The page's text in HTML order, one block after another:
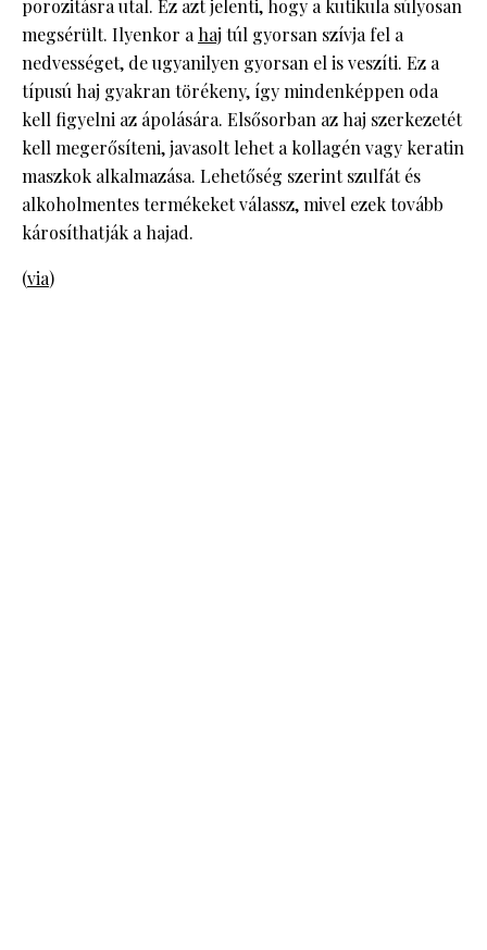
porozitásra utal. Ez azt jelenti, hogy a kutikula súlyosan
megsérült. Ilyenkor ahaj túl gyorsan szívja fel a
nedvességet, de ugyanilyen gyorsan el is veszíti. Ez a
típusú haj gyakran törékeny, így mindenképpen oda
kell figyelni az ápolására. Elsősorban az haj szerkezetét
kell megerősíteni, javasolt lehet a kollagén vagy keratin
maszkok alkalmazása. Lehetőség szerint szulfát és
alkoholmentes termékeket válassz, mivel ezek tovább
károsíthatják a hajad.
(via)